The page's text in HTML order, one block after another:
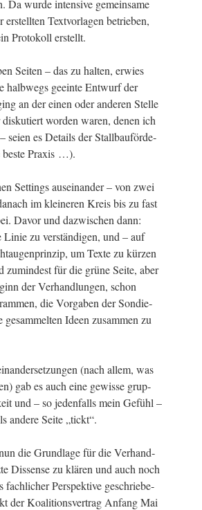
Da wur­de inten­si­ve gemein­sa­me
Text­vor­la­gen betrie­ben,
Pro­to­koll erstellt.
Sei­ten – das zu hal­ten, erwies
halb­wegs geein­te Ent­wurf der
an der einen oder ande­ren Stel­le
wor­den waren, denen ich
sei­en es Details der Stall­bau­för­de­
bes­te Praxis …).
Set­tings aus­ein­an­der – von zwei
im klei­ne­ren Kreis bis zu fast
Davor und dazwi­schen dann:
zu ver­stän­di­gen, und – auf
um Tex­te zu kür­zen
für die grü­ne Sei­te, aber
der Ver­hand­lun­gen, schon
die Vor­ga­ben der Son­die­
Ideen zusam­men zu
(nach allem, was
gab es auch eine gewis­se grup­
und – so jeden­falls mein Gefühl –
ande­re Sei­te „tickt“.
die Grund­la­ge für die Ver­hand­
Dis­sen­se zu klä­ren und auch noch
fach­li­cher Per­spek­ti­ve geschrie­be­
der Koali­ti­ons­ver­trag Anfang Mai